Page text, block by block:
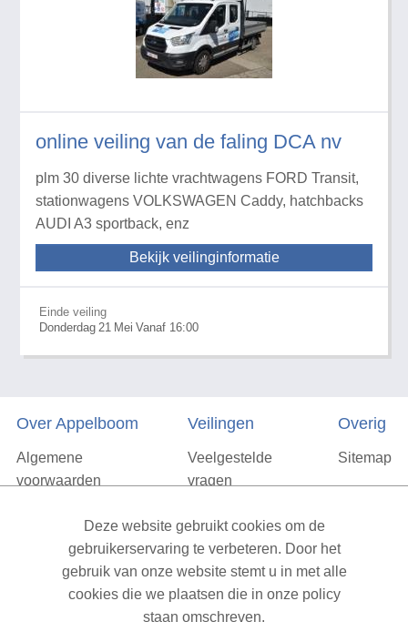
online veiling van de faling DCA nv
plm 30 diverse lichte vrachtwagens FORD Transit,
stationwagens VOLKSWAGEN Caddy, hatchbacks
AUDI A3 sportback, enz
Bekijk veilinginformatie
Einde veiling
Donderdag 21 Mei Vanaf 16:00
Over Appelboom
Algemene
voorwaarden
Vacatures
Contact
Veilingen
Veelgestelde
vragen
Overig
Sitemap
| All rights reserved v1.7.6 (NAD-WEB-2)
Deze website gebruikt cookies om de
gebruikerservaring te verbeteren. Door het
gebruik van onze website stemt u in met alle
cookies die we plaatsen die in onze policy
staan omschreven.